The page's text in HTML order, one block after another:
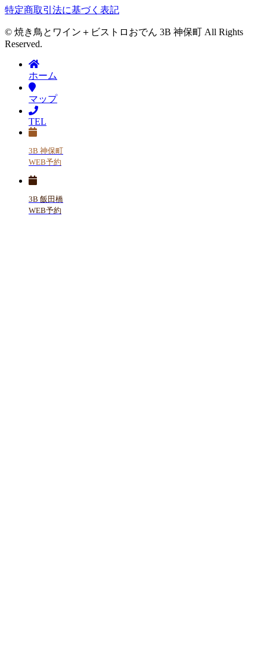
特定商取引法に基づく表記
© 焼き鳥とワイン＋ビストロおでん 3B 神保町 All Rights
Reserved.
ホーム
マップ
TEL
3B 神保町
WEB予約
3B 飯田橋
WEB予約